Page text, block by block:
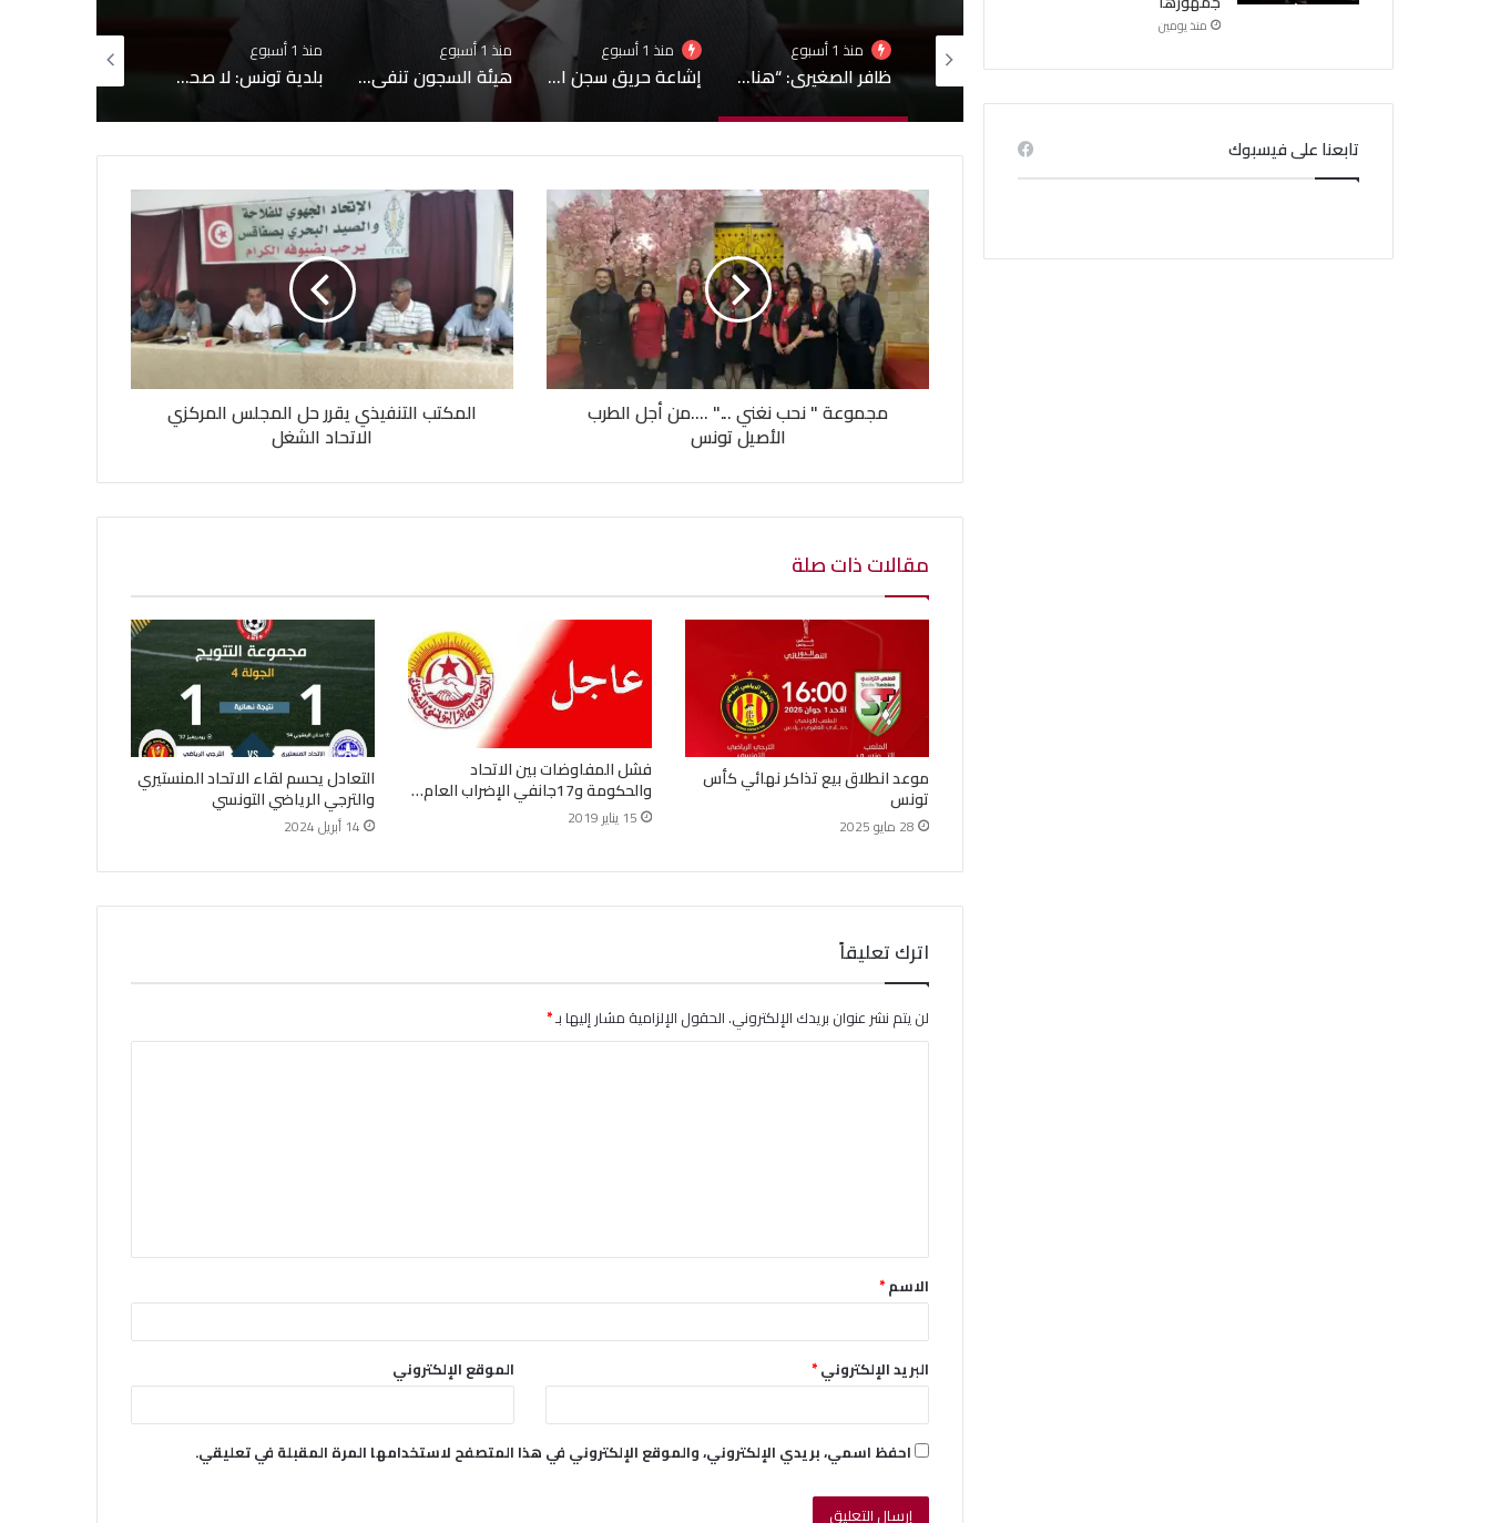
هيئة السجون والاصلاح تنفي اندلاع حريق بسجن المسعدين تأشيرة مجانية لمدة 14 يومًا.. قرار جديد في سلطنة عُمان ظافر الصغيري: “هناك أزمة تواصل بين البرلمان والحكومة
منذ 1 أسبوع
إشاعة حريق سجن المسعدين: ‬إيقاف 6 أشخاص بينهم 4 نساء
منذ 1 أسبوع
هيئة السجون تنفي تدهور الحالة الصحية لبعض المساجين
منذ 1 أسبوع
بلدية تونس: لا صحة لبيع قبور بمقبرة الجلاز والابحاث جارية حول التجاوزات وشبهات التدليس
منذ أسبوعين
سيدي بوسعيد على قائمة التراث العالمي لليونسكو
منذ أسبوعين
مجموعة " نحب نغني ..." ....من أجل الطرب
الأصيل تونس
المكتب التنفيذي يقرر حل المجلس المركزي
الاتحاد الشغل
مقالات ذات صلة
موعد انطلاق بيع تذاكر نهائي كأس
تونس
28 مايو 2025
فشل المفاوضات بين الاتحاد
والحكومة و17جانفي الإضراب العام…
15 يناير 2019
التعادل يحسم لقاء الاتحاد المنستيري
والترجي الرياضي التونسي
14 أبريل 2024
اترك تعليقاً
لن يتم نشر عنوان بريدك الإلكتروني.الحقول الإلزامية مشار إليها بـ*
ق
*الاسم*
البريد الإلكتروني* الموقع الإلكتروني
احفظ اسمي، بريدي الإلكتروني، والموقع الإلكتروني في هذا المتصفح لاستخدامها المرة المقبلة في تعليقي.
منذ يومين
تابعنا على فيسبوك